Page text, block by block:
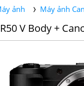
ảnh Máy ảnh
V Body +